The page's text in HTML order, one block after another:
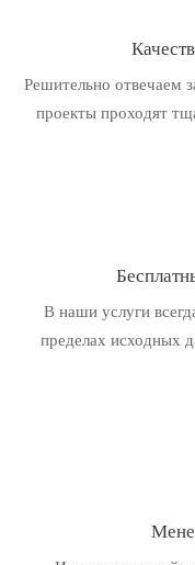
Решительно отвечаем
проекты проходят
В наши услуги
пределах исходных